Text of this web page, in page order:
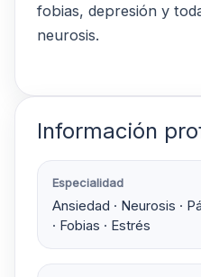
fobias, depresión y
neurosis.
Información
Especialidad
Ansiedad · Neurosis ·
· Fobias · Estrés